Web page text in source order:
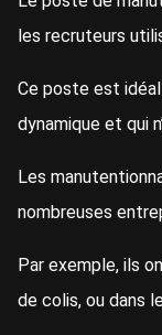
les recruteurs
Ce poste est
dynamique et qui
Les
nombreuses
Par exemple, ils
de colis, ou dans